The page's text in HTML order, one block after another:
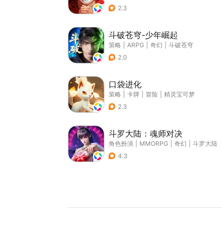
2.3
斗破苍穹-少年崛起
策略 ARPG 奇幻
斗破苍穹
2.0
口袋进化
策略 卡牌 冒险
精灵宝可梦
2.3
斗罗大陆：魂师对决
角色扮演 MMORPG 奇幻
斗罗大陆
4.3